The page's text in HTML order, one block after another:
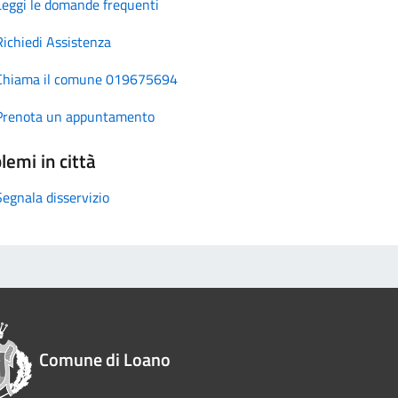
le domande frequenti
Assistenza
il comune 019675694
un appuntamento
in città
disservizio
Comune di Loano